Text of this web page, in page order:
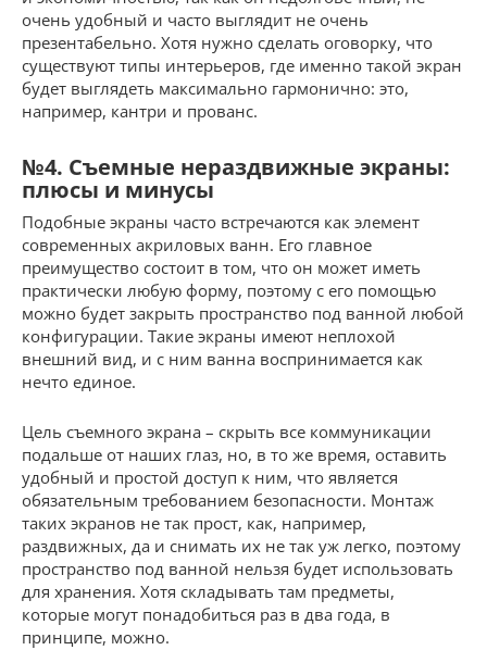
очень удобный и часто выглядит не очень
презентабельно. Хотя нужно сделать оговорку, что
существуют типы интерьеров, где именно такой экран
будет выглядеть максимально гармонично: это,
например, кантри и прованс.
№4. Съемные нераздвижные экраны:
плюсы и минусы
Подобные экраны часто встречаются как элемент
современных акриловых ванн. Его главное
преимущество состоит в том, что он может иметь
практически любую форму, поэтому с его помощью
можно будет закрыть пространство под ванной любой
конфигурации. Такие экраны имеют неплохой
внешний вид, и с ним ванна воспринимается как
нечто единое.
Цель съемного экрана – скрыть все коммуникации
подальше от наших глаз, но, в то же время, оставить
удобный и простой доступ к ним, что является
обязательным требованием безопасности. Монтаж
таких экранов не так прост, как, например,
раздвижных, да и снимать их не так уж легко, поэтому
пространство под ванной нельзя будет использовать
для хранения. Хотя складывать там предметы,
которые могут понадобиться раз в два года, в
принципе, можно.